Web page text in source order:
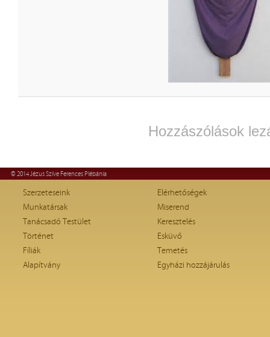
Hozzászólások
© 2014 Jézus Szíve Ferences Plébánia
Szerzeteseink
Munkatársak
Tanácsadó Testület
Történet
Fíliák
Alapítvány
Elérhetőségek
Miserend
Keresztelés
Esküvő
Temetés
Egyházi hozzájárulás